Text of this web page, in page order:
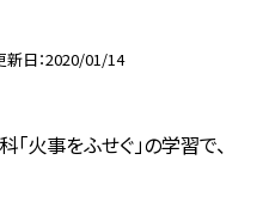
新日 2020/01/14
「火事をふせぐ」の学習で、